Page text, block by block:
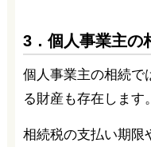
3．個人事業主の
個人事業主の相続で
る財産も存在します。
相続税の支払い期限